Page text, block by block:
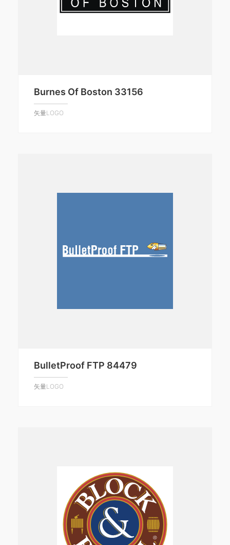
Burnes Of Boston 33156
矢量LOGO
BulletProof FTP 84479
矢量LOGO